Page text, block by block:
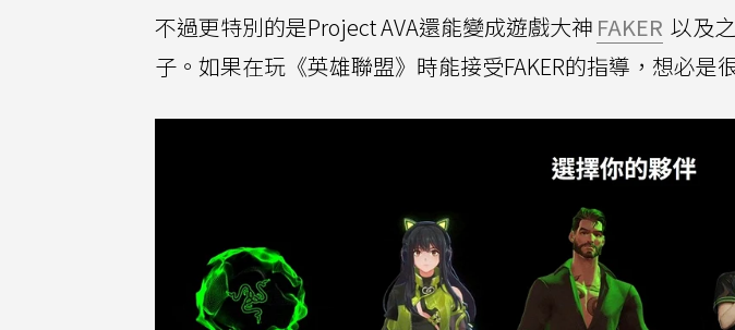
不過更特別的是Project AVA還能變成遊戲大神 FAKER 以及
子。如果在玩《英雄聯盟》時能接受FAKER的指導，想必是